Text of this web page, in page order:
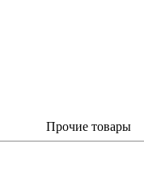
Прочие товары